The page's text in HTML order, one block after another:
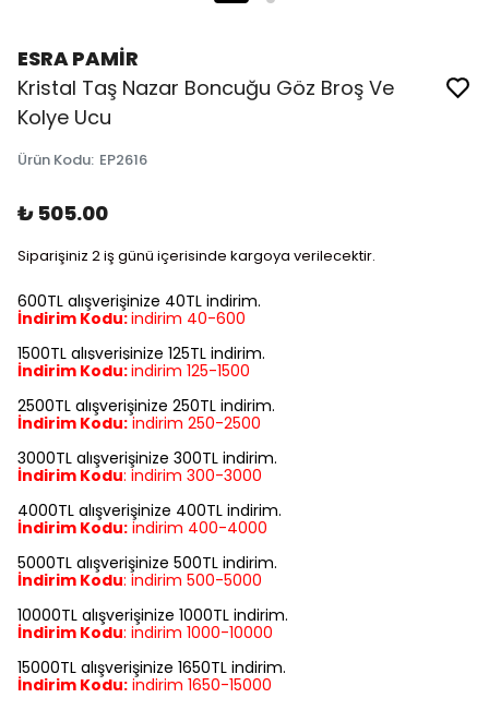
ESRA PAMİR
Kristal Taş Nazar Boncuğu Göz Broş Ve
Kolye Ucu
Ürün Kodu: EP2616
₺ 505.00
Siparişiniz 2 iş günü içerisinde kargoya verilecektir.
600TL alışverişinize 40TL indirim.
İndirim Kodu:indirim 40-600
1500TL alışverişinize 125TL indirim.
İndirim Kodu:indirim 125-1500
2500TL alışverişinize 250TL indirim.
İndirim Kodu: indirim 250-2500
3000TL alışverişinize 300TL indirim.
İndirim Kodu: indirim 300-3000
4000TL alışverişinize 400TL indirim.
İndirim Kodu: indirim 400-4000
5000TL alışverişinize 500TL indirim.
İndirim Kodu: indirim 500-5000
10000TL alışverişinize 1000TL indirim.
İndirim Kodu: indirim 1000-10000
15000TL alışverişinize 1650TL indirim.
İndirim Kodu: indirim 1650-15000